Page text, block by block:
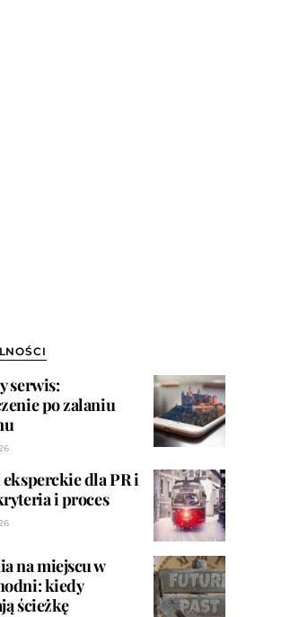
serwis:
po zalaniu
dla PR i
i proces
na miejscu w
kiedy
ścieżkę